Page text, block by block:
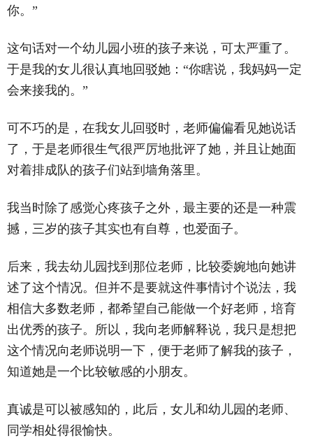
你。”
这句话对一个幼儿园小班的孩子来说，可太严重了。
于是我的女儿很认真地回驳她：“你瞎说，我妈妈一定
会来接我的。”
可不巧的是，在我女儿回驳时，老师偏偏看见她说话
了，于是老师很生气很严厉地批评了她，并且让她面
对着排成队的孩子们站到墙角落里。
我当时除了感觉心疼孩子之外，最主要的还是一种震
撼，三岁的孩子其实也有自尊，也爱面子。
后来，我去幼儿园找到那位老师，比较委婉地向她讲
述了这个情况。但并不是要就这件事情讨个说法，我
相信大多数老师，都希望自己能做一个好老师，培育
出优秀的孩子。所以，我向老师解释说，我只是想把
这个情况向老师说明一下，便于老师了解我的孩子，
知道她是一个比较敏感的小朋友。
真诚是可以被感知的，此后，女儿和幼儿园的老师、
同学相处得很愉快。